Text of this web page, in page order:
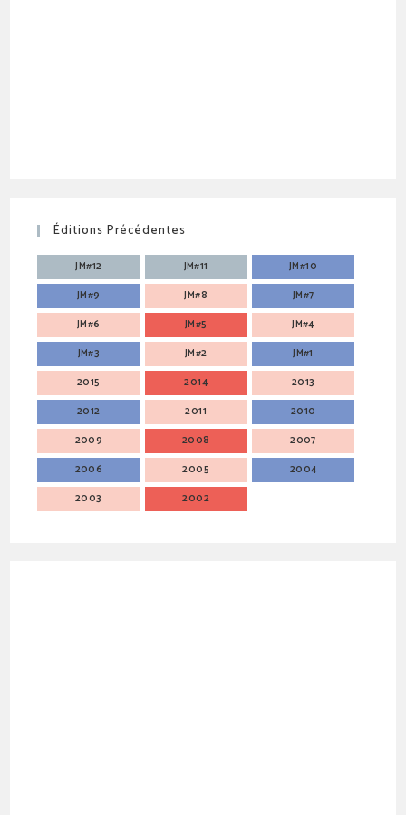
Éditions Précédentes
JM#12 JM#11
JM#10
JM#9
JM#8
JM#7
JM#6
JM#5
JM#4
JM#3
JM#2
JM#1
2015
2014
2013
2012
2011
2010
2009
2008
2007
2006
2005
2004
2003
2002